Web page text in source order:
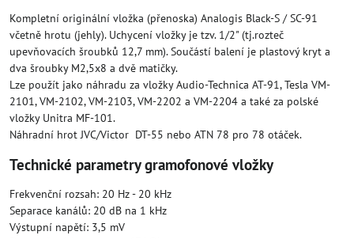
Kompletní originální vložka (přenoska) Analogis Black-S / SC-91
včetně hrotu (jehly). Uchycení vložky je tzv. 1/2" (tj.rozteč
upevňovacích šroubků 12,7 mm). Součástí balení je plastový kryt a
dva šroubky M2,5x8 a dvě matičky.
Lze použít jako náhradu za vložky Audio-Technica AT-91, Tesla VM-
2101, VM-2102, VM-2103, VM-2202 a VM-2204 a také za polské
vložky Unitra MF-101.
Náhradní hrot JVC/Victor DT-55 nebo ATN 78 pro 78 otáček.
Technické parametry gramofonové vložky
Frekvenční rozsah: 20 Hz - 20 kHz
Separace kanálů: 20 dB na 1 kHz
Výstupní napětí: 3,5 mV